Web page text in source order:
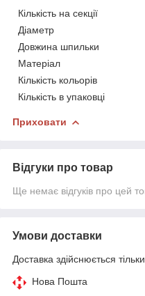
Кількість на секції
Діаметр
Довжина шпильки
Матеріал
Кількість кольорів
Кількість в упаковці
Приховати
Відгуки про товар
Ще немає відгуків про цей
Умови доставки
Доставка здійснюється
Нова Пошта